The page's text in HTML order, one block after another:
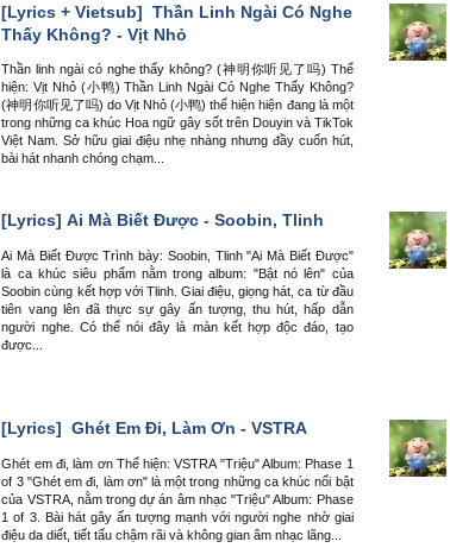
[Lyrics + Vietsub] Thần Linh Ngài Có Nghe
Thấy Không? - Vịt Nhỏ
Thần linh ngài có nghe thấy không? (神明你听见了吗) Thể
hiện: Vịt Nhỏ (小鸭) Thần Linh Ngài Có Nghe Thấy Không?
(神明你听见了吗) do Vịt Nhỏ (小鸭) thể hiện hiện đang là một
trong những ca khúc Hoa ngữ gây sốt trên Douyin và TikTok
Việt Nam. Sở hữu giai điệu nhẹ nhàng nhưng đầy cuốn hút,
bài hát nhanh chóng chạm...
[Lyrics] Ai Mà Biết Được - Soobin, Tlinh
Ai Mà Biết Được Trình bày: Soobin, Tlinh "Ai Mà Biết Được"
là ca khúc siêu phẩm nằm trong album: "Bật nó lên" của
Soobin cùng kết hợp với Tlinh. Giai điệu, giọng hát, ca từ đầu
tiên vang lên đã thực sự gây ấn tượng, thu hút, hấp dẫn
người nghe. Có thể nói đây là màn kết hợp độc đáo, tạo
được...
[Lyrics] Ghét Em Đi, Làm Ơn - VSTRA
Ghét em đi, làm ơn Thể hiện: VSTRA "Triệu" Album: Phase 1
of 3 "Ghét em đi, làm ơn" là một trong những ca khúc nổi bật
của VSTRA, nằm trong dự án âm nhạc "Triệu" Album: Phase
1 of 3. Bài hát gây ấn tượng mạnh với người nghe nhờ giai
điệu da diết, tiết tấu chậm rãi và không gian âm nhạc lãng...